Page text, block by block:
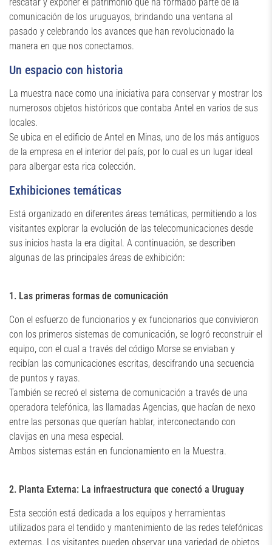
comunicación de los uruguayos, brindando una ventana al
pasado y celebrando los avances que han revolucionado la
manera en que nos conectamos.
Un espacio con historia
La muestra nace como una iniciativa para conservar y mostrar los
numerosos objetos históricos que contaba Antel en varios de sus
locales.
Se ubica en el edificio de Antel en Minas, uno de los más antiguos
de la empresa en el interior del país, por lo cual es un lugar ideal
para albergar esta rica colección.
Exhibiciones temáticas
Está organizado en diferentes áreas temáticas, permitiendo a los
visitantes explorar la evolución de las telecomunicaciones desde
sus inicios hasta la era digital. A continuación, se describen
algunas de las principales áreas de exhibición:
1. Las primeras formas de comunicación
Con el esfuerzo de funcionarios y ex funcionarios que convivieron
con los primeros sistemas de comunicación, se logró reconstruir el
equipo, con el cual a través del código Morse se enviaban y
recibían las comunicaciones escritas, descifrando una secuencia
de puntos y rayas.
También se recreó el sistema de comunicación a través de una
operadora telefónica, las llamadas Agencias, que hacían de nexo
entre las personas que querían hablar, interconectando con
clavijas en una mesa especial.
Ambos sistemas están en funcionamiento en la Muestra.
2. Planta Externa: La infraestructura que conectó a Uruguay
Esta sección está dedicada a los equipos y herramientas
utilizados para el tendido y mantenimiento de las redes telefónicas
externas. Los visitantes pueden observar una variedad de objetos